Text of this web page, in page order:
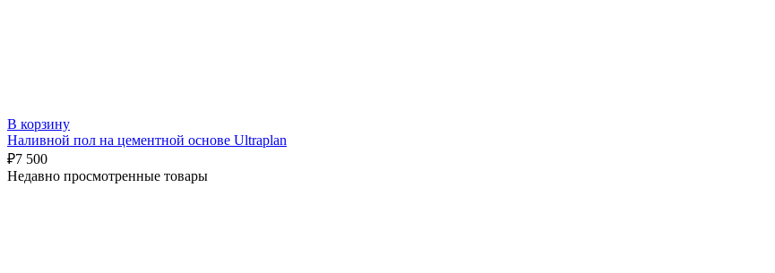
В корзину
Наливной пол на цементной основе Ultraplan
₽7 500
Недавно просмотренные товары